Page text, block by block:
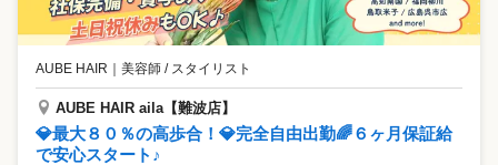
AUBE HAIR ｜ 美容師 / スタイリスト
AUBE HAIR aila【難波店】
💎最大８０％の高歩合！💎完全自由出勤🌈６ヶ月保証給
で安心スタート♪